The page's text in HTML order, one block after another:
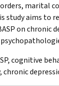
marital
study aims to
on chronic
cognitive
chronic